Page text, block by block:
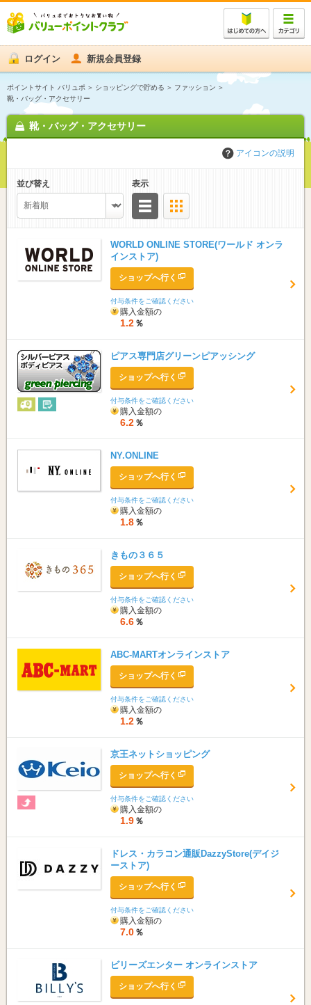
ログイン 新規会員登録
ポイントサイト バリュポ ショッピングで貯める
ファッション
靴・バッグ・アクセサリー
靴・バッグ・アクセサリー
アイコンの説明
並び替え
表示
リスト
WORLD ONLINE STORE(ワールド オンラ
インストア)
ショップへ行く
付与条件をご確認ください
購入金額の
1.2 ％
ピアス専門店グリーンピアッシング
ショップへ行く
付与条件をご確認ください
購入金額の
6.2 ％
NY.ONLINE
ショップへ行く
付与条件をご確認ください
購入金額の
1.8 ％
きもの３６５
ショップへ行く
付与条件をご確認ください
購入金額の
6.6 ％
ABC-MARTオンラインストア
ショップへ行く
付与条件をご確認ください
購入金額の
1.2 ％
京王ネットショッピング
ショップへ行く
付与条件をご確認ください
購入金額の
1.9 ％
ドレス・カラコン通販DazzyStore(デイジ
ーストア)
ショップへ行く
付与条件をご確認ください
購入金額の
7.0 ％
ビリーズエンター オンラインストア
ショップへ行く